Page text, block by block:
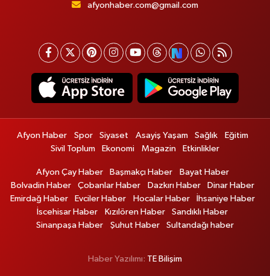
afyonhaber.com@gmail.com
Afyon Haber Spor Siyaset Asayiş Yaşam Sağlık
Eğitim
Sivil Toplum
Ekonomi Magazin Etkinlikler
Afyon Çay Haber Başmakçı Haber
Bayat Haber
Bolvadin Haber
Çobanlar Haber Dazkırı Haber
Dinar Haber
Emirdağ Haber
Evciler Haber Hocalar Haber
İhsaniye Haber
İscehisar Haber
Kızılören Haber
Sandıklı Haber
Sinanpaşa Haber
Şuhut Haber Sultandağı haber
Haber Yazılımı: TE Bilişim